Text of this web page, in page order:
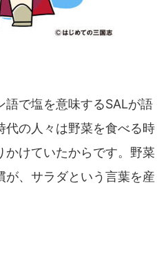
語で塩を意味するSALが語
代の人々は野菜を食べる時
かけていたからです。野菜
が、サラダという言葉を産